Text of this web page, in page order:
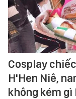
Cosplay
H'Hen Niê,
không kém gì